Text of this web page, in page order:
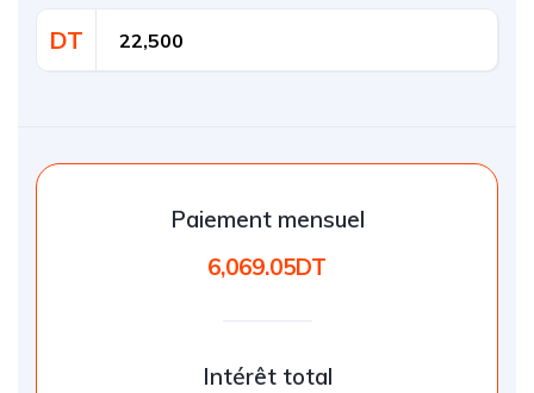
DT
Paiement mensuel
6,069.05DT
Intérêt total